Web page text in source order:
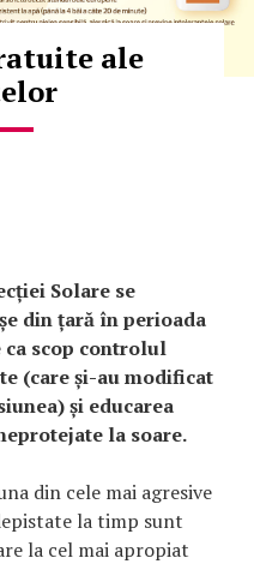
ale
Solare se
din țară în perioada
ca scop controlul
(care și-au modificat
și educarea
la soare.
din cele mai agresive
la timp sunt
la cel mai apropiat